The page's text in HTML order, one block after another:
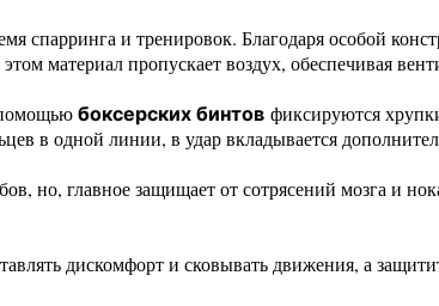
спарринга и тренировок. Благодаря особой
материал пропускает воздух, обеспечивая
боксерских бинтов фиксируются
в одной линии, в удар вкладывается
но, главное защищает от сотрясений мозга и
дискомфорт и сковывать движения, а